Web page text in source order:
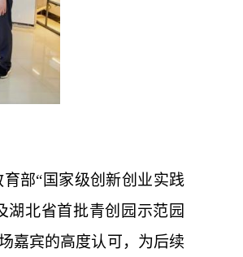
育部“国家级创新创业实践
湖北省首批青创园示范园
嘉宾的高度认可，为后续